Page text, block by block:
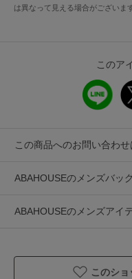
送料無
（税
素材 ポリエ
製造国 詳細は
は異なって見える場合がございま
このア
この商品へのお問い合わせ
ABAHOUSEのメンズバッ
ABAHOUSEのメンズアイ
このシ